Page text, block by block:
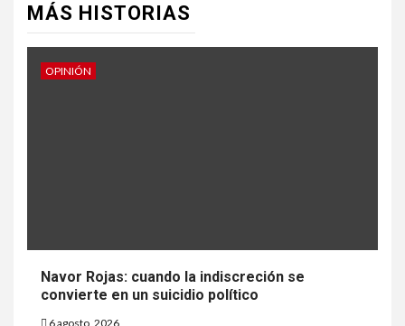
MÁS HISTORIAS
OPINIÓN
Navor Rojas: cuando la indiscreción se
convierte en un suicidio político
6 agosto, 2026